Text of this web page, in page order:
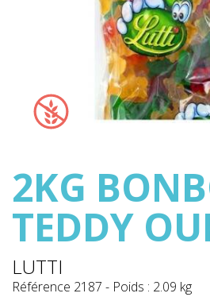
2KG
TEDDY
LUTTI
Référence 2187 - Poids : 2.09 kg